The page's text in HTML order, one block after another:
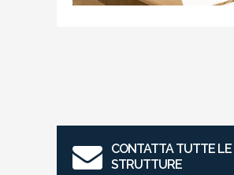
CONTATTA TUTTE LE
STRUTTURE